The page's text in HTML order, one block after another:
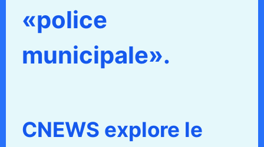
«police
municipale».
CNEWS explore le